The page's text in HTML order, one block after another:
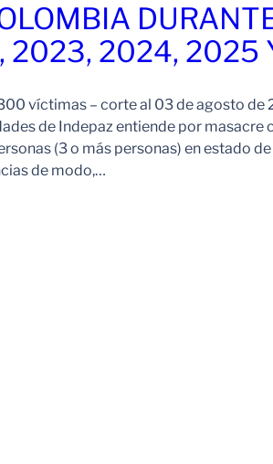
2023, 2024, 2025
víctimas – corte al 03 de agosto de
de Indepaz entiende por masacre
(3 o más personas) en estado
de modo,…